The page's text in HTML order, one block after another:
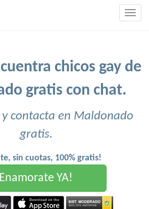
chicos gay de
gratis con chat.
contacta en Maldonado
gratis.
sin cuotas, 100% gratis!
Enamorate YA!